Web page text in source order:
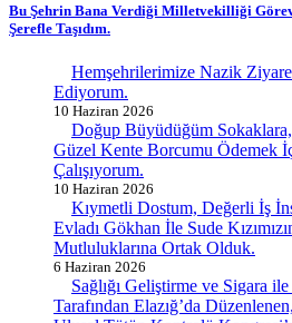
Bu Şehrin Bana Verdiği Milletvekilliği
Şerefle Taşıdım.
Hemşehrilerimize Nazik
Ediyorum.
10 Haziran 2026
Doğup Büyüdüğüm
Güzel Kente Borcumu Ödemek
Çalışıyorum.
10 Haziran 2026
Kıymetli Dostum, Değerli İş
Evladı Gökhan İle Sude
Mutluluklarına Ortak Olduk.
6 Haziran 2026
Sağlığı Geliştirme ve Sigara
Tarafından Elazığ’da